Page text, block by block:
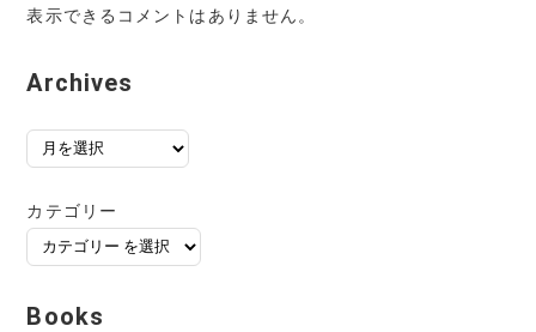
表示できるコメントはありません。
Archives
ー
カ
イ
ブ
カテゴリー
Books